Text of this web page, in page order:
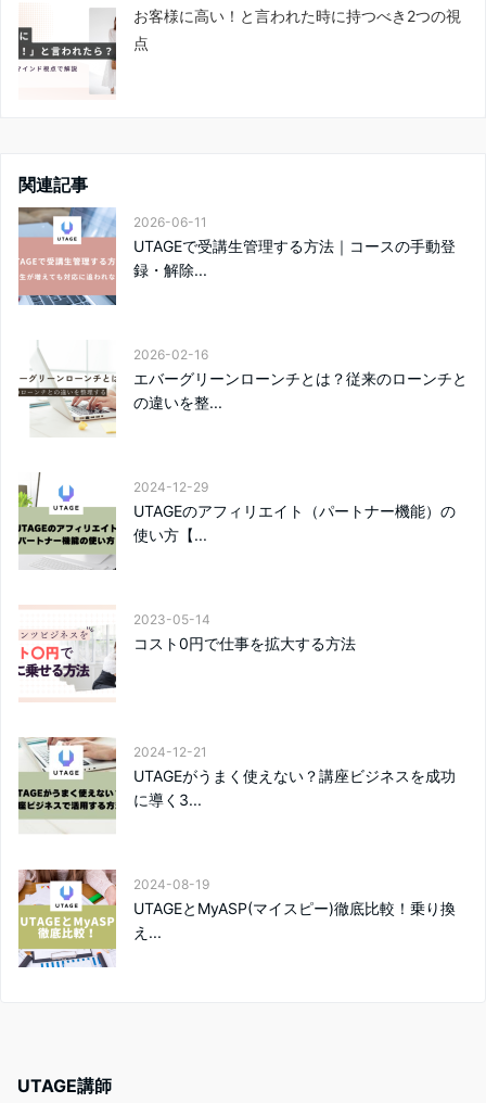
お客様に高い！と言われた時に持つべき2つの視
点
関連記事
2026-06-11
UTAGEで受講生管理する方法｜コースの手動登
録・解除...
2026-02-16
エバーグリーンローンチとは？従来のローンチと
の違いを整...
2024-12-29
UTAGEのアフィリエイト（パートナー機能）の
使い方【...
2023-05-14
コスト0円で仕事を拡大する方法
2024-12-21
UTAGEがうまく使えない？講座ビジネスを成功
に導く3...
2024-08-19
UTAGEとMyASP(マイスピー)徹底比較！乗り換
え...
UTAGE講師